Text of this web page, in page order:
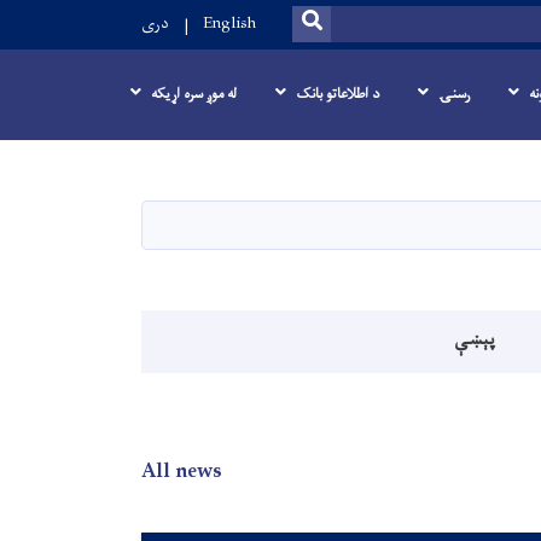
SEARCH
English دری
رسنۍ د اطلاعاتو بانک له موږ سره اړیکه
پېښې
All news